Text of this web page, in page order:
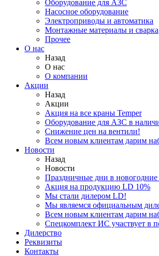
Оборудование для АЗС
Насосное оборудование
Электроприводы и автоматика
Монтажные материалы и сварка
Прочее
О нас
Назад
О нас
О компании
Акции
Назад
Акции
Акция на все краны Temper
Оборудование для АЗС в
Снижение цен на вентили!
Всем новым клиентам дарим
Новости
Назад
Новости
Праздничные дни в новогодние
Акция на продукцию LD 10%
Мы стали дилером LD!
Мы являемся официальным
Всем новым клиентам дарим
Спецкомплект ИС участвует в
Дилерство
Реквизиты
Контакты